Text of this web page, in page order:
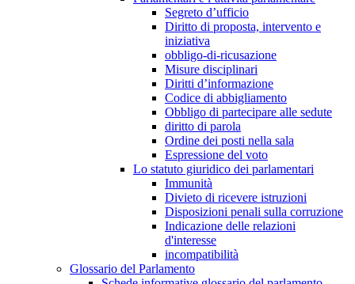
Segreto d’ufficio
Diritto di proposta, intervento e
iniziativa
obbligo-di-ricusazione
Misure disciplinari
Diritti d’informazione
Codice di abbigliamento
Obbligo di partecipare alle sedute
diritto di parola
Ordine dei posti nella sala
Espressione del voto
Lo statuto giuridico dei parlamentari
Immunità
Divieto di ricevere istruzioni
Disposizioni penali sulla corruzione
Indicazione delle relazioni
d'interesse
incompatibilità
Glossario del Parlamento